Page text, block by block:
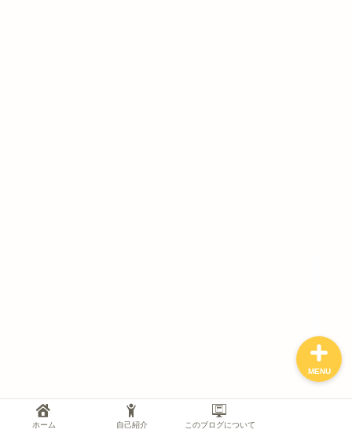
ホーム 自己紹介 このブログについて
MENU